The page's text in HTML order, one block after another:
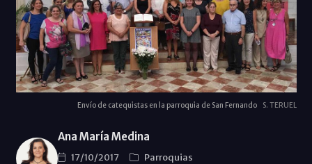
Envío de catequistas en la parroquia de San Fernando S. TERUEL
Ana María Medina
17/10/2017
Parroquias